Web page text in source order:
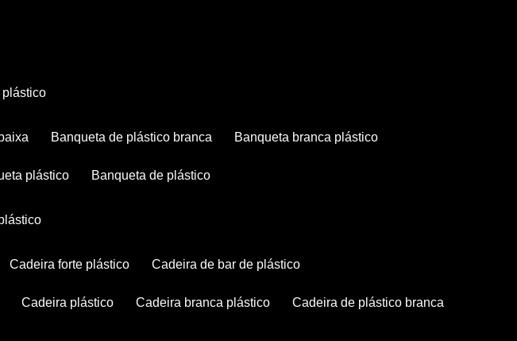
plástico
banqueta de plástico branca banqueta branca plástico
plástico banqueta de plástico
cadeira forte plástico cadeira de bar de plástico
cadeira plástico cadeira branca plástico cadeira de plástico branca